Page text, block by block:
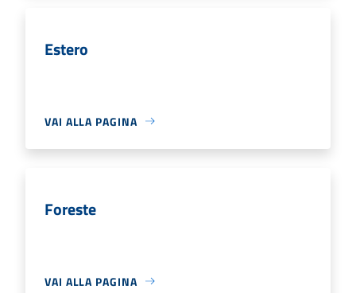
Estero
VAI ALLA PAGINA
Foreste
VAI ALLA PAGINA